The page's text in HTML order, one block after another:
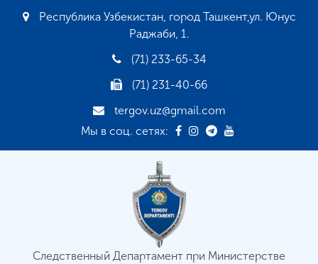
Республика Узбекистан, город Ташкент,ул. Юнус
Раджаби, 1.
(71) 233-65-34
(71) 231-40-66
tergov.uz@gmail.com
Мы в соц. сетях:
Следственный Департамент при Министерстве